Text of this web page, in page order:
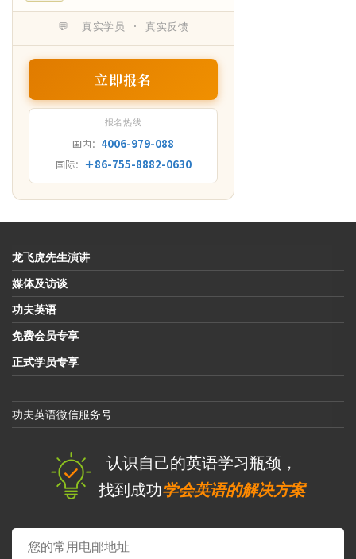
💬 真实学员 · 真实反馈
立即报名
报名热线
国内： 4006-979-088
国际： ＋86-755-8882-0630
龙飞虎先生演讲
媒体及访谈
功夫英语
免费会员专享
正式学员专享
功夫英语微信服务号
认识自己的英语学习瓶颈，
找到成功学会英语的解决方案